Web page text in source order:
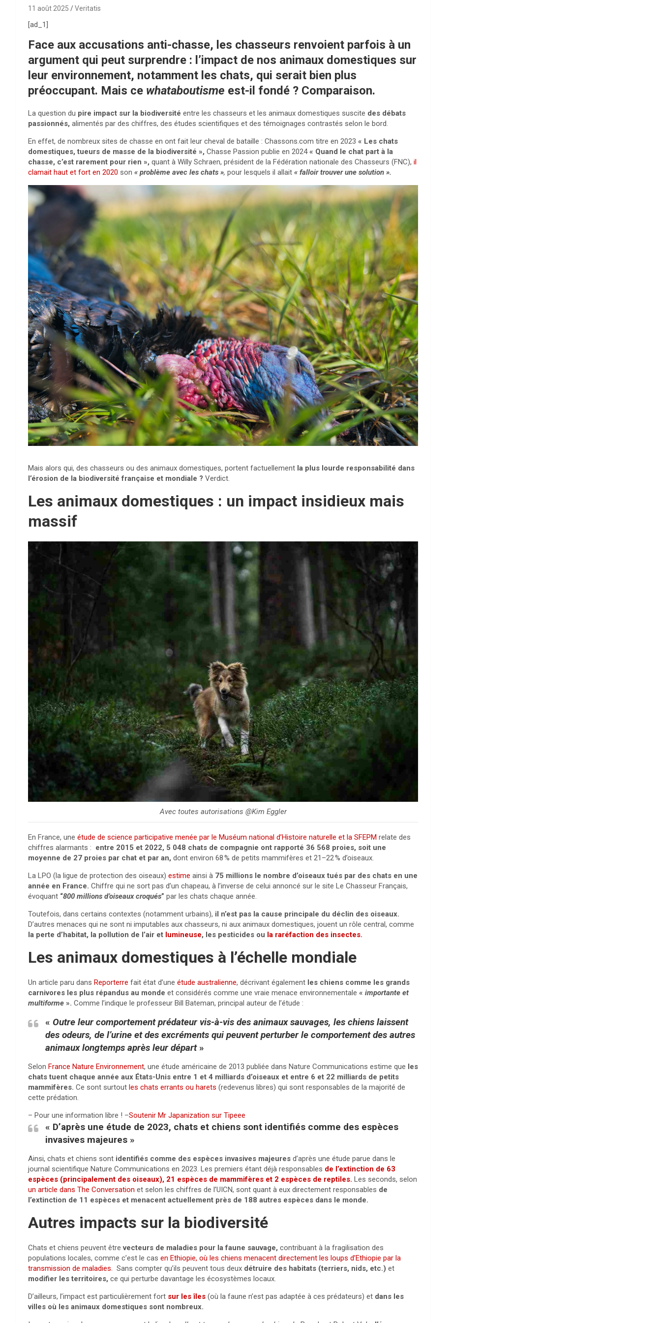
11 août 2025 Veritatis
[ad_1]
Face aux accusations anti-chasse, les chasseurs renvoient parfois à un
argument qui peut surprendre : l’impact de nos animaux domestiques sur
leur environnement, notamment les chats, qui serait bien plus
préoccupant. Mais ce whataboutisme est-il fondé ? Comparaison.
La question du pire impact sur la biodiversité entre les chasseurs et les animaux domestiques suscite des débats
passionnés, alimentés par des chiffres, des études scientifiques et des témoignages contrastés selon le bord.
En effet, de nombreux sites de chasse en ont fait leur cheval de bataille : Chassons.com titre en 2023 « Les chats
domestiques, tueurs de masse de la biodiversité », Chasse Passion publie en 2024« Quand le chat part à la
chasse, c’est rarement pour rien », quant à Willy Schraen, président de la Fédération nationale des Chasseurs (FNC), il
clamait haut et fort en 2020 son « problème avec les chats », pour lesquels il allait « falloir trouver une solution ».
Mais alors qui, des chasseurs ou des animaux domestiques, portent factuellement la plus lourde responsabilité dans
l’érosion de la biodiversité française et mondiale ? Verdict.
Les animaux domestiques : un impact insidieux mais
massif
Avec toutes autorisations @Kim Eggler
En France, une étude de science participative menée par le Muséum national d’Histoire naturelle et la SFEPM relate des
chiffres alarmants : entre 2015 et 2022, 5 048 chats de compagnie ont rapporté 36 568 proies, soit une
moyenne de 27 proies par chat et par an, dont environ 68 % de petits mammifères et 21–22 % d’oiseaux.
La LPO (la ligue de protection des oiseaux) estime ainsi à 75 millions le nombre d’oiseaux tués par des chats en une
année en France. Chiffre qui ne sort pas d’un chapeau, à l’inverse de celui annoncé sur le site Le Chasseur Français,
évoquant “800 millions d’oiseaux croqués” par les chats chaque année.
Toutefois, dans certains contextes (notamment urbains), il n’est pas la cause principale du déclin des oiseaux.
D’autres menaces qui ne sont ni imputables aux chasseurs, ni aux animaux domestiques, jouent un rôle central, comme
la perte d’habitat, la pollution de l’air et lumineuse, les pesticides ou la raréfaction des insectes.
Les animaux domestiques à l’échelle mondiale
Un article paru dans Reporterre fait état d’une étude australienne, décrivant également les chiens comme les grands
carnivores les plus répandus au monde et considérés comme une vraie menace environnementale « importante et
multiforme ». Comme l’indique le professeur Bill Bateman, principal auteur de l’étude :
« Outre leur comportement prédateur vis-à-vis des animaux sauvages, les chiens laissent
des odeurs, de l’urine et des excréments qui peuvent perturber le comportement des autres
animaux longtemps après leur départ»
Selon France Nature Environnement, une étude américaine de 2013 publiée dans Nature Communications estime que les
chats tuent chaque année aux États-Unis entre 1 et 4 milliards d’oiseaux et entre 6 et 22 milliards de petits
mammifères. Ce sont surtout les chats errants ou harets (redevenus libres) qui sont responsables de la majorité de
cette prédation.
– Pour une information libre ! –Soutenir Mr Japanization sur Tipeee
« D’après une étude de 2023, chats et chiens sont identifiés comme des espèces
invasives majeures »
Ainsi, chats et chiens sont identifiés comme des espèces invasives majeures d’après une étude parue dans le
journal scientifique Nature Communications en 2023. Les premiers étant déjà responsables de l’extinction de 63
espèces (principalement des oiseaux), 21 espèces de mammifères et 2 espèces de reptiles. Les seconds, selon
un article dans The Conversation et selon les chiffres de l’UICN, sont quant à eux directement responsables de
l’extinction de 11 espèces et menacent actuellement près de 188 autres espèces dans le monde.
Autres impacts sur la biodiversité
Chats et chiens peuvent êtrevecteurs de maladies pour la faune sauvage, contribuant à la fragilisation des
populations locales, comme c’est le cas en Ethiopie, où les chiens menacent directement les loups d’Ethiopie par la
transmission de maladies. Sans compter qu’ils peuvent tous deux détruire des habitats (terriers, nids, etc.) et
modifier les territoires, ce qui perturbe davantage les écosystèmes locaux.
D’ailleurs, l’impact est particulièrement fort sur les îles (où la faune n’est pas adaptée à ces prédateurs) et dans les
villes où les animaux domestiques sont nombreux.